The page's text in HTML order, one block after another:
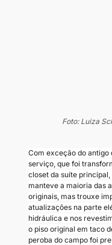
Foto: Luiza
Com exceção do antigo
serviço, que foi
closet da suíte
manteve a maioria das
originais, mas trouxe
atualizações na parte
hidráulica e nos
o piso original em taco
peroba do campo foi